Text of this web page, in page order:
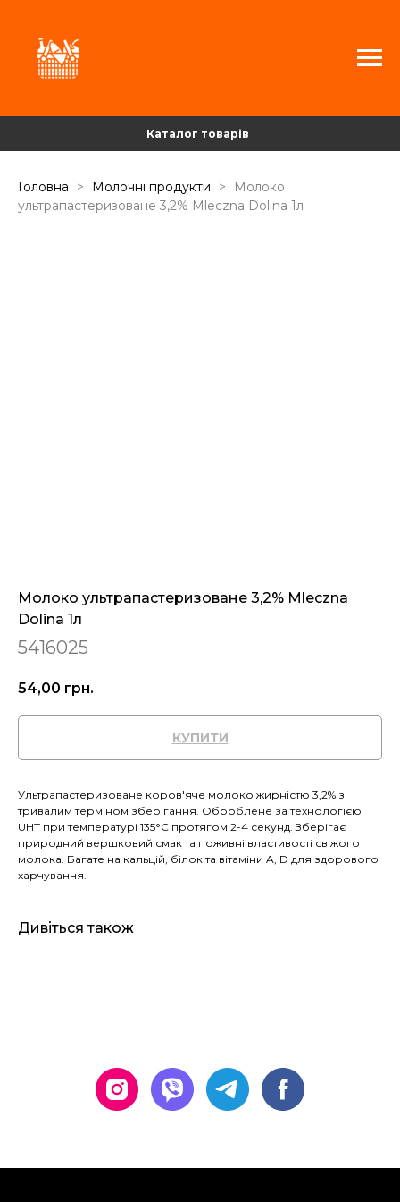
Каталог товарів
Головна Молочні продукти
Молоко
ультрапастеризоване 3,2% Mleczna Dolina 1л
Молоко ультрапастеризоване 3,2% Mleczna
Dolina 1л
5416025
54,00 грн.
КУПИТИ
Ультрапастеризоване коров'яче молоко жирністю 3,2% з
тривалим терміном зберігання. Оброблене за технологією
UHT при температурі 135°C протягом 2-4 секунд. Зберігає
природний вершковий смак та поживні властивості свіжого
молока. Багате на кальцій, білок та вітаміни A, D для здорового
харчування.
Дивіться також